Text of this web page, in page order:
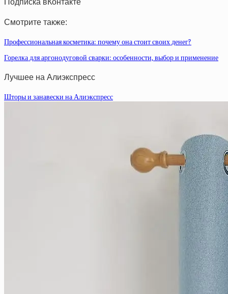
Подписка вКонтакте
Смотрите также:
Профессиональная косметика: почему она стоит своих денег?
Горелка для аргонодуговой сварки: особенности, выбор и применение
Лучшее на Алиэкспресс
Шторы и занавески на Алиэкспресс